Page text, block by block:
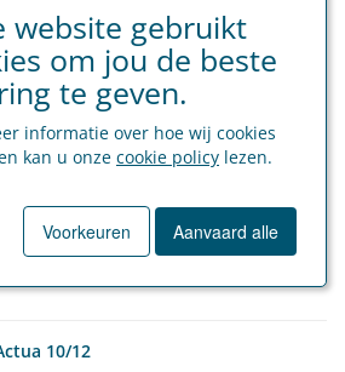
SOCIAAL SECRETARIAAT
FINANCE & VERZEKERINGEN
opleidingen
24/9
12:00
10/12
website gebruikt
om jou de beste
te geven.
informatie over hoe wij cookies
kan u onze cookie policy lezen.
Voorkeuren Aanvaard alle